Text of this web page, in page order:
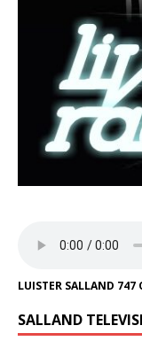
LUISTER SALLAND 747
SALLAND